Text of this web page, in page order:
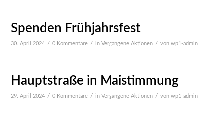
Spenden Frühjahrsfest
30. April 2024 / 0 Kommentare / inVergangene Aktionen / vonwp1-admin
Hauptstraße in Maistimmung
29. April 2024 / 0 Kommentare / inVergangene Aktionen / vonwp1-admin